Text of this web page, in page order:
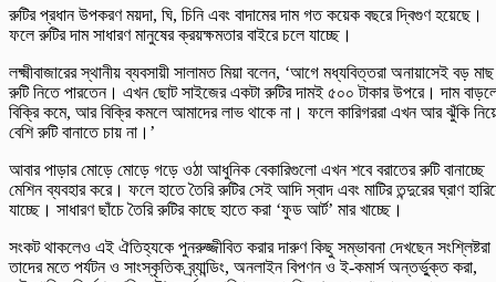
রুটির প্রধান উপকরণ ময়দা, ঘি, চিনি এবং বাদামের দাম গত কয়েক বছরে দ্বিগুণ হয়েছে।
ফলে রুটির দাম সাধারণ মানুষের ক্রয়ক্ষমতার বাইরে চলে যাচ্ছে।
লক্ষ্মীবাজারের স্থানীয় ব্যবসায়ী সালামত মিয়া বলেন, ‘আগে মধ্যবিত্তরা অনায়াসেই বড় মাছ
রুটি নিতে পারতেন। এখন ছোট সাইজের একটা রুটির দামই ৫০০ টাকার উপরে। দাম
বিক্রি কমে, আর বিক্রি কমলে আমাদের লাভ থাকে না। ফলে কারিগররা এখন আর ঝুঁকি
বেশি রুটি বানাতে চায় না।’
আবার পাড়ার মোড়ে মোড়ে গড়ে ওঠা আধুনিক বেকারিগুলো এখন শবে বরাতের রুটি বানাচ্ছে
মেশিন ব্যবহার করে। ফলে হাতে তৈরি রুটির সেই আদি স্বাদ এবং মাটির তন্দুরের ঘ্রাণ
যাচ্ছে। সাধারণ ছাঁচে তৈরি রুটির কাছে হাতে করা ‘ফুড আর্ট’ মার খাচ্ছে।
সংকট থাকলেও এই ঐতিহ্যকে পুনরুজ্জীবিত করার দারুণ কিছু সম্ভাবনা দেখছেন
তাদের মতে পর্যটন ও সাংস্কৃতিক ব্র্যান্ডিং, অনলাইন বিপণন ও ই-কমার্স অন্তর্ভু্ক্ত করা,